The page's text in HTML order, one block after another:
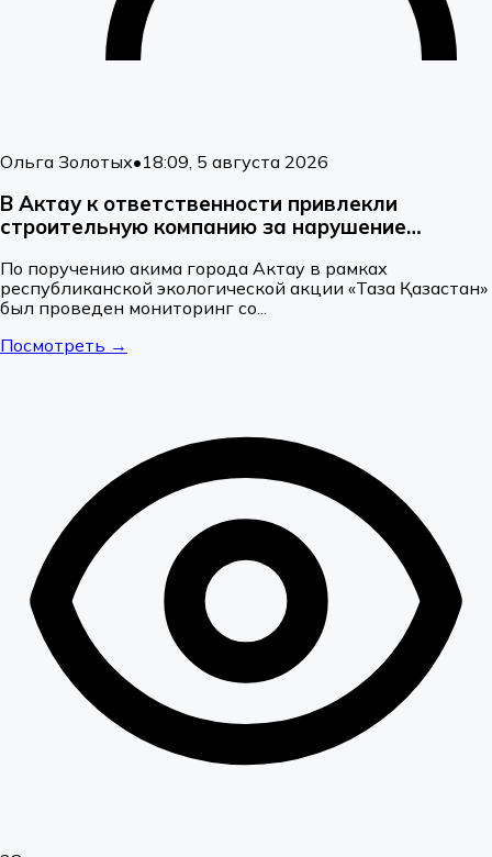
Ольга Золотых•18:09, 5 августа 2026
В Актау к ответственности привлекли
строительную компанию за нарушение
По поручению акима города Актау в рамках
республиканской экологической акции «Таза Қазақстан»
был проведен мониторинг со...
Посмотреть →